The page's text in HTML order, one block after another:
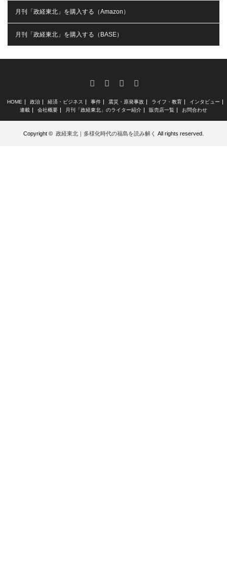
月刊「政経東北」を購入する（Amazon）
月刊「政経東北」を購入する（BASE）
FacebookInstagram
RSS
HOME 政治 経済・ビジネス 事件 震災・原発事故 ライフ・教育
インタビュー
連載
会社概要 月刊「政経東北」のライター紹介 販売店一覧 お問合わせ
Copyright © 政経東北｜多様化時代の福島を読み解く All rights reserved.